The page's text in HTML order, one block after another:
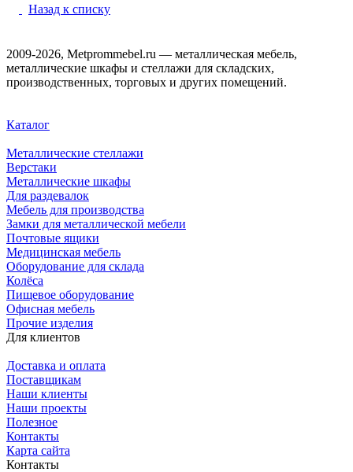
Назад к списку
2009-2026, Metprommebel.ru — металлическая мебель,
металлические шкафы и стеллажи для складских,
производственных, торговых и других помещений.
Каталог
Металлические стеллажи
Верстаки
Металлические шкафы
Для раздевалок
Мебель для производства
Замки для металлической мебели
Почтовые ящики
Медицинская мебель
Оборудование для склада
Колёса
Пищевое оборудование
Офисная мебель
Прочие изделия
Для клиентов
Доставка и оплата
Поставщикам
Наши клиенты
Наши проекты
Полезное
Контакты
Карта сайта
Контакты